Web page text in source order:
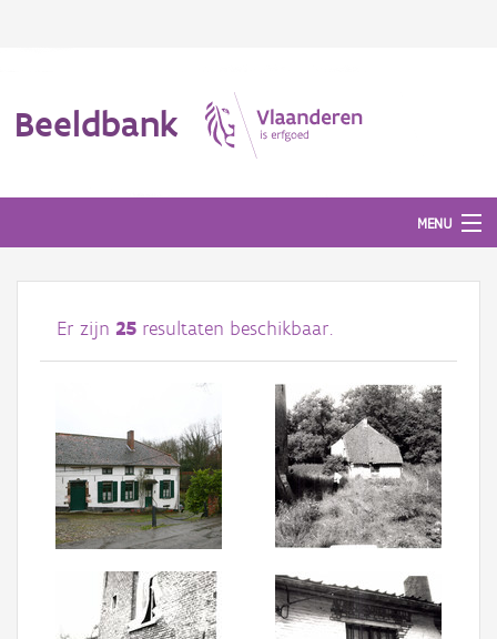
Beeldbank
MENU
Afbeeldingen
#BeeldIndeKijker
Over ons
Aanmelden
Er zijn 25 resultaten beschikbaar.